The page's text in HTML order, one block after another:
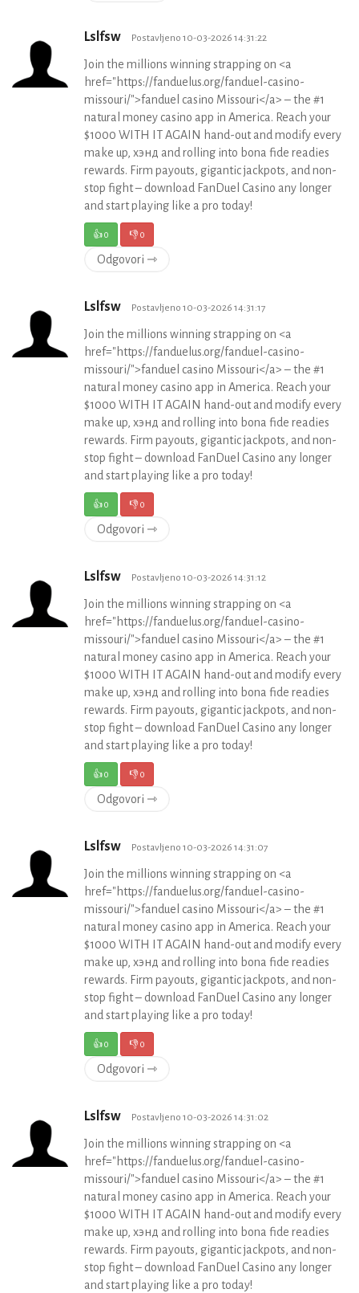
Lslfsw Postavljeno 10-03-2026 14:31:22
Join the millions winning strapping on <a
href="https://fanduelus.org/fanduel-casino-
missouri/">fanduel casino Missouri</a> – the #1
natural money casino app in America. Reach your
$1000 WITH IT AGAIN hand-out and modify every
make up, хэнд and rolling into bona fide readies
rewards. Firm payouts, gigantic jackpots, and non-
stop fight – download FanDuel Casino any longer
and start playing like a pro today!
👍0 👎0
Odgovori ⇾
Lslfsw Postavljeno 10-03-2026 14:31:17
Join the millions winning strapping on <a
href="https://fanduelus.org/fanduel-casino-
missouri/">fanduel casino Missouri</a> – the #1
natural money casino app in America. Reach your
$1000 WITH IT AGAIN hand-out and modify every
make up, хэнд and rolling into bona fide readies
rewards. Firm payouts, gigantic jackpots, and non-
stop fight – download FanDuel Casino any longer
and start playing like a pro today!
👍0 👎0
Odgovori ⇾
Lslfsw Postavljeno 10-03-2026 14:31:12
Join the millions winning strapping on <a
href="https://fanduelus.org/fanduel-casino-
missouri/">fanduel casino Missouri</a> – the #1
natural money casino app in America. Reach your
$1000 WITH IT AGAIN hand-out and modify every
make up, хэнд and rolling into bona fide readies
rewards. Firm payouts, gigantic jackpots, and non-
stop fight – download FanDuel Casino any longer
and start playing like a pro today!
👍0 👎0
Odgovori ⇾
Lslfsw Postavljeno 10-03-2026 14:31:07
Join the millions winning strapping on <a
href="https://fanduelus.org/fanduel-casino-
missouri/">fanduel casino Missouri</a> – the #1
natural money casino app in America. Reach your
$1000 WITH IT AGAIN hand-out and modify every
make up, хэнд and rolling into bona fide readies
rewards. Firm payouts, gigantic jackpots, and non-
stop fight – download FanDuel Casino any longer
and start playing like a pro today!
👍0 👎0
Odgovori ⇾
Lslfsw Postavljeno 10-03-2026 14:31:02
Join the millions winning strapping on <a
href="https://fanduelus.org/fanduel-casino-
missouri/">fanduel casino Missouri</a> – the #1
natural money casino app in America. Reach your
$1000 WITH IT AGAIN hand-out and modify every
make up, хэнд and rolling into bona fide readies
rewards. Firm payouts, gigantic jackpots, and non-
stop fight – download FanDuel Casino any longer
and start playing like a pro today!